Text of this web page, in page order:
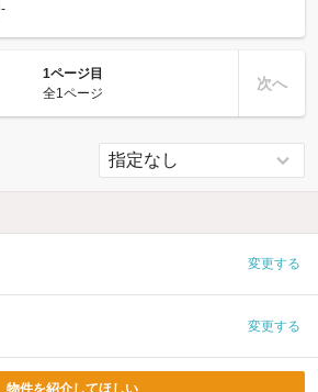
-
1ページ目
全1ページ
次へ
変更する
変更する